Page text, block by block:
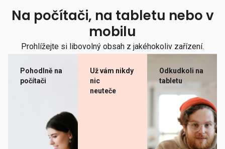
Na počítači, na tabletu nebo v
mobilu
Prohlížejte si libovolný obsah z jakéhokoliv zařízení.
Pohodlně na
počítači
Už vám nikdy
nic
neuteče
Odkudkoli na
tabletu